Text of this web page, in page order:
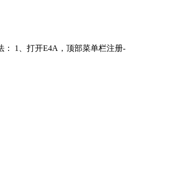
： 1、打开E4A，顶部菜单栏注册-